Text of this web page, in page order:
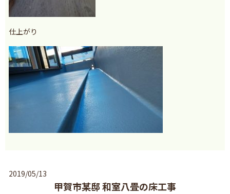
仕上がり
2019/05/13
甲賀市某邸 和室八畳の床工事